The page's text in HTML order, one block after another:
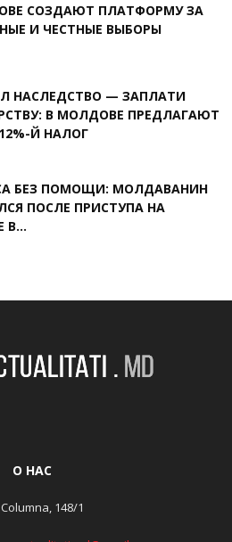
СОЗДАЮТ ПЛАТФОРМУ ЗА
И ЧЕСТНЫЕ ВЫБОРЫ
НАСЛЕДСТВО — ЗАПЛАТИ
В МОЛДОВЕ ПРЕДЛАГАЮТ
Й НАЛОГ
БЕЗ ПОМОЩИ: МОЛДАВАНИН
ПОСЛЕ ПРИСТУПА НА
В...
О НАС
148/1